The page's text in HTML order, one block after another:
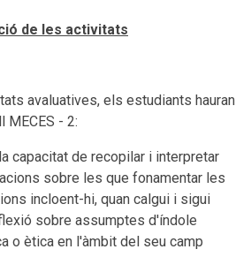
de les activitats
avaluatives, els estudiants hauran
MECES - 2:
capacitat de recopilar i interpretar
sobre les que fonamentar les
incloent-hi, quan calgui i sigui
sobre assumptes d'índole
o ètica en l'àmbit del seu camp